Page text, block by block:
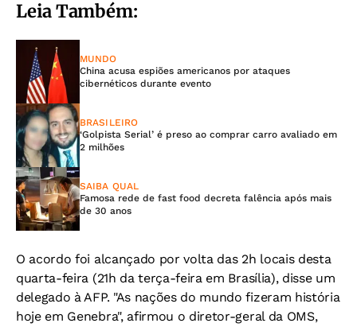
Leia Também:
MUNDO
China acusa espiões americanos por ataques
cibernéticos durante evento
BRASILEIRO
‘Golpista Serial’ é preso ao comprar carro avaliado em
2 milhões
SAIBA QUAL
Famosa rede de fast food decreta falência após mais
de 30 anos
O acordo foi alcançado por volta das 2h locais desta
quarta-feira (21h da terça-feira em Brasília), disse um
delegado à AFP. "As nações do mundo fizeram história
hoje em Genebra", afirmou o diretor-geral da OMS,